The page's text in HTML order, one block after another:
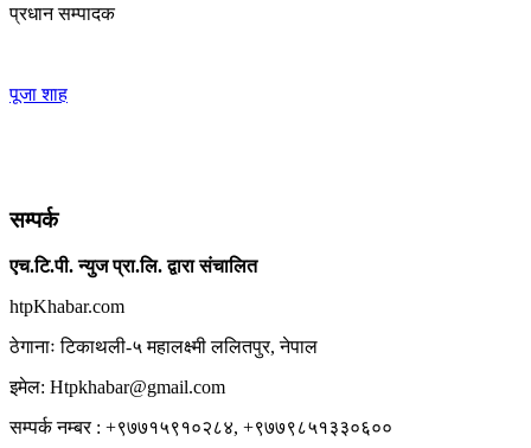
प्रधान सम्पादक
पूजा शाह
सम्पर्क
एच.टि.पी. न्युज प्रा.लि. द्वारा संचालित
htpKhabar.com
ठेगानाः टिकाथली-५ महालक्ष्मी ललितपुर, नेपाल
इमेल: Htpkhabar@gmail.com
सम्पर्क नम्बर : +९७७१५९१०२८४, +९७७९८५१३३०६००